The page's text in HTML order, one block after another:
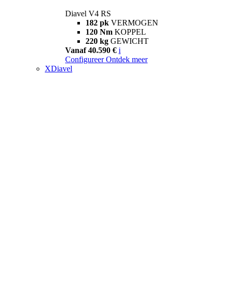
Diavel V4 RS
182 pk VERMOGEN
120 Nm KOPPEL
220 kg GEWICHT
Vanaf 40.590 € i
Configureer Ontdek meer
XDiavel